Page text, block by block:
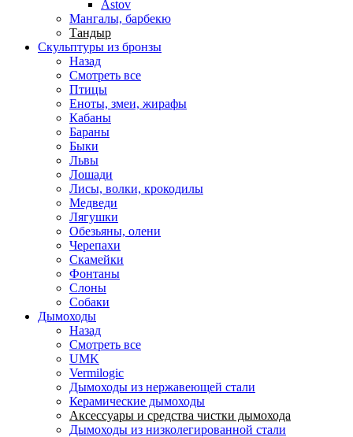
Astov
Мангалы, барбекю
Тандыр
Скульптуры из бронзы
Назад
Смотреть все
Птицы
Еноты, змеи, жирафы
Кабаны
Бараны
Быки
Львы
Лошади
Лисы, волки, крокодилы
Медведи
Лягушки
Обезьяны, олени
Черепахи
Скамейки
Фонтаны
Слоны
Собаки
Дымоходы
Назад
Смотреть все
UMK
Vermilogic
Дымоходы из нержавеющей стали
Керамические дымоходы
Аксессуары и средства чистки дымохода
Дымоходы из низколегированной стали